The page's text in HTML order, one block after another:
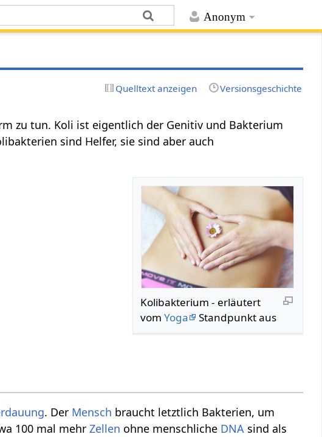
Anonym
Quelltext anzeigen Versionsgeschichte
zu tun. Koli ist eigentlich der Genitiv und Bakterium
sind Helfer, sie sind aber auch
Kolibakterium - erläutert
vomYoga Standpunkt aus
. Der Mensch braucht letztlich Bakterien, um
100 mal mehrZellen ohne menschliche DNA sind als